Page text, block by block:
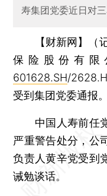
寿集团党委近日对
【财新网】（
保险股份有限
601628.SH/
受到集团党委通报。
中国人寿前任
严重警告处分，公
负责人黄辛党受到
诫勉谈话。